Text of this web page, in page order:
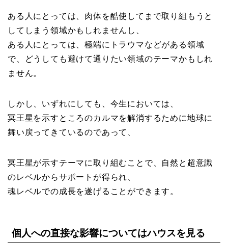
ある人にとっては、肉体を酷使してまで取り組もうと
してしまう領域かもしれませんし、
ある人にとっては、極端にトラウマなどがある領域
で、どうしても避けて通りたい領域のテーマかもしれ
ません。
しかし、いずれにしても、今生においては、
冥王星を示すところのカルマを解消するために地球に
舞い戻ってきているのであって、
冥王星が示すテーマに取り組むことで、自然と超意識
のレベルからサポートが得られ、
魂レベルでの成長を遂げることができます。
個人への直接な影響についてはハウスを見る